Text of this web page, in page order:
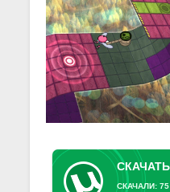
СКАЧАЛИ: 75